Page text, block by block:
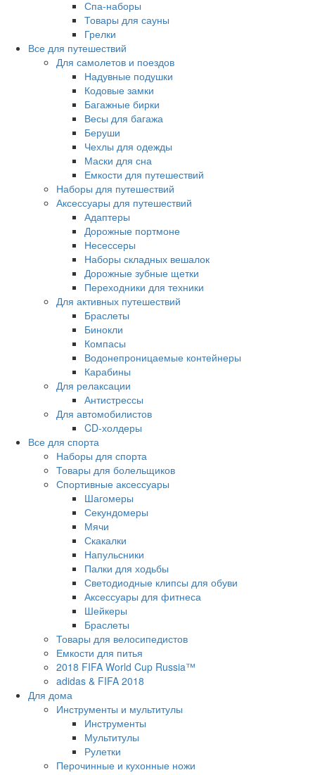
Спа-наборы
Товары для сауны
Грелки
Все для путешествий
Для самолетов и поездов
Надувные подушки
Кодовые замки
Багажные бирки
Весы для багажа
Беруши
Чехлы для одежды
Маски для сна
Емкости для путешествий
Наборы для путешествий
Аксессуары для путешествий
Адаптеры
Дорожные портмоне
Несессеры
Наборы складных вешалок
Дорожные зубные щетки
Переходники для техники
Для активных путешествий
Браслеты
Бинокли
Компасы
Водонепроницаемые контейнеры
Карабины
Для релаксации
Антистрессы
Для автомобилистов
CD-холдеры
Все для спорта
Наборы для спорта
Товары для болельщиков
Спортивные аксессуары
Шагомеры
Секундомеры
Мячи
Скакалки
Напульсники
Палки для ходьбы
Светодиодные клипсы для обуви
Аксессуары для фитнеса
Шейкеры
Браслеты
Товары для велосипедистов
Емкости для питья
2018 FIFA World Cup Russia™
adidas & FIFA 2018
Для дома
Инструменты и мультитулы
Инструменты
Мультитулы
Рулетки
Перочинные и кухонные ножи